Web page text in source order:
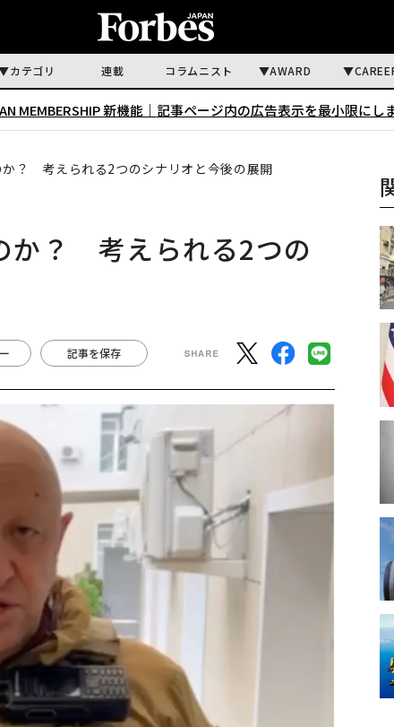
カテゴリ 連載 コラムニスト AWARD
MEMBERSHIP 新機能｜ 記事ページ内の広告表示を最小限にし
か？ 考えられる2つのシナリオと今後の展開
か？ 考えられる2つの
記事を保存